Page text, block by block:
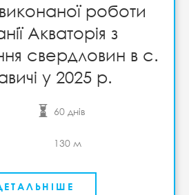
роботи
Акваторія з
свердловин в с.
у 2025 р.
60 днів
130 м